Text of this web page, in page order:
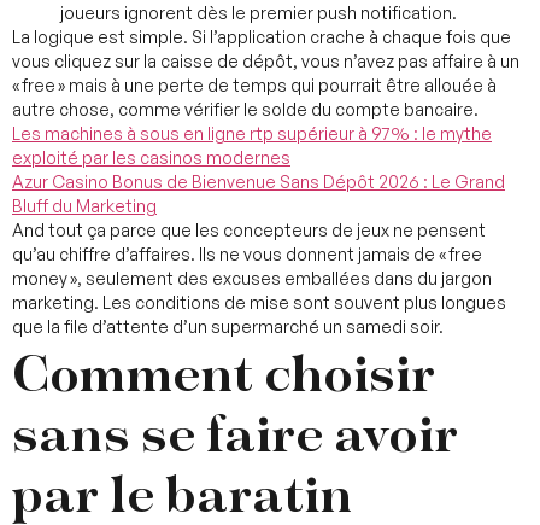
joueurs ignorent dès le premier push notification.
La logique est simple. Si l’application crache à chaque fois que
vous cliquez sur la caisse de dépôt, vous n’avez pas affaire à un
« free » mais à une perte de temps qui pourrait être allouée à
autre chose, comme vérifier le solde du compte bancaire.
Les machines à sous en ligne rtp supérieur à 97% : le mythe
exploité par les casinos modernes
Azur Casino Bonus de Bienvenue Sans Dépôt 2026 : Le Grand
Bluff du Marketing
And tout ça parce que les concepteurs de jeux ne pensent
qu’au chiffre d’affaires. Ils ne vous donnent jamais de « free
money », seulement des excuses emballées dans du jargon
marketing. Les conditions de mise sont souvent plus longues
que la file d’attente d’un supermarché un samedi soir.
Comment choisir
sans se faire avoir
par le baratin